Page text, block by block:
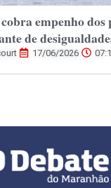
empenho dos
de
17/06/2026